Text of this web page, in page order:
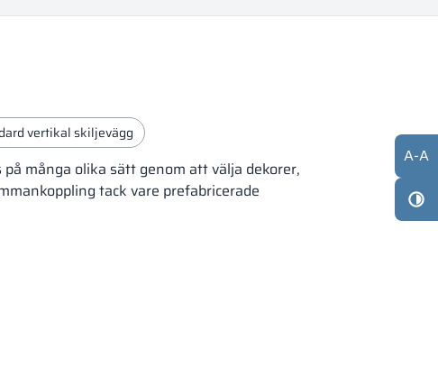
vertikal skiljevägg
många olika sätt genom att välja dekorer,
tack vare prefabricerade
A-A